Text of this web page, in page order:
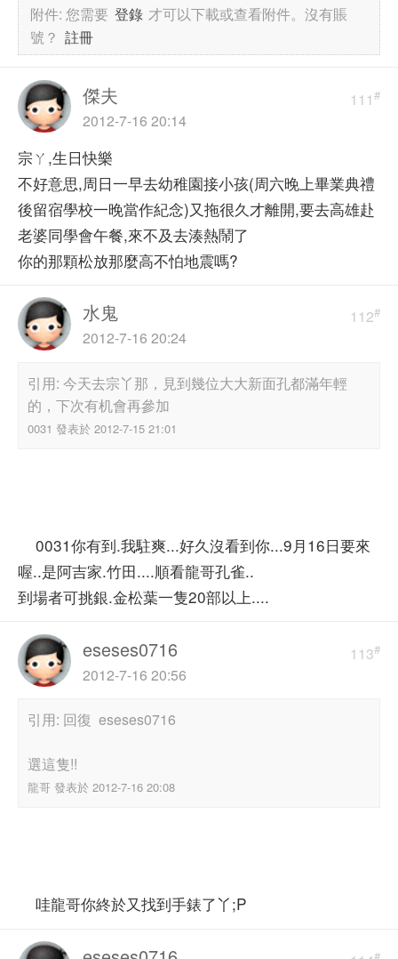
附件:您需要 登錄 才可以下載或查看附件。沒有賬
號？ 註冊
111#
傑夫
2012-7-16 20:14
宗ㄚ,生日快樂
不好意思,周日一早去幼稚園接小孩(周六晚上畢業典禮
後留宿學校一晚當作紀念)又拖很久才離開,要去高雄赴
老婆同學會午餐,來不及去湊熱鬧了
你的那顆松放那麼高不怕地震嗎?
112#
水鬼
2012-7-16 20:24
引用: 今天去宗丫那，見到幾位大大新面孔都滿年輕
的，下次有机會再參加
0031 發表於 2012-7-15 21:01
0031你有到.我駐爽...好久沒看到你...9月16日要來
喔..是阿吉家.竹田....順看龍哥孔雀..
到場者可挑銀.金松葉一隻20部以上....
113#
eseses0716
2012-7-16 20:56
引用: 回復 eseses0716
選這隻!!
龍哥 發表於 2012-7-16 20:08
哇龍哥你終於又找到手錶了丫;P